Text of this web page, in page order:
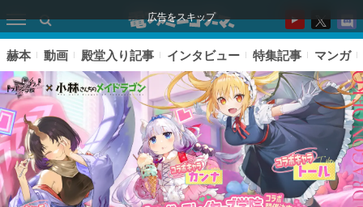
広告をスキップ
赫本 動画 殿堂入り記事 インタビュー 特集記事 マンガ